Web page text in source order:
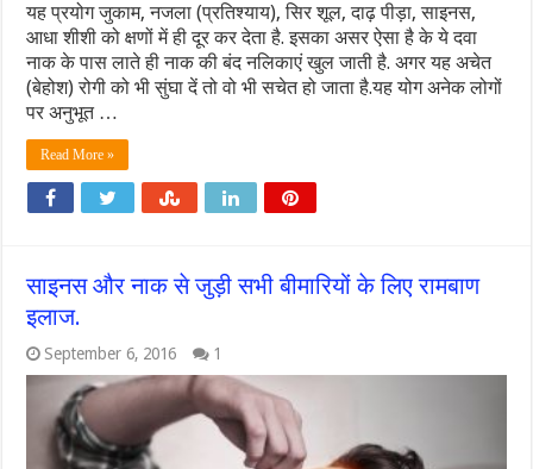
यह प्रयोग जुकाम, नजला (प्रतिश्याय), सिर शूल, दाढ़ पीड़ा, साइनस,
आधा शीशी को क्षणों में ही दूर कर देता है. इसका असर ऐसा है के ये दवा
नाक के पास लाते ही नाक की बंद नलिकाएं खुल जाती है. अगर यह अचेत
(बेहोश) रोगी को भी सुंघा दें तो वो भी सचेत हो जाता है.यह योग अनेक लोगों
पर अनुभूत …
Read More »
साइनस और नाक से जुड़ी सभी बीमारियों के लिए रामबाण
इलाज.
September 6, 2016 1